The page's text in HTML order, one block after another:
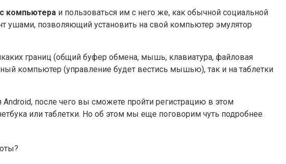
компьютера и пользоваться им с него же, как обычной социальной
ушами, позволяющий установить на свой компьютер эмулятор
границ (общий буфер обмена, мышь, клавиатура, файловая
компьютер (управление будет вестись мышью), так и на таблетки
после чего вы сможете пройти регистрацию в этом
или таблетки. Но об этом мы еще поговорим чуть подробнее